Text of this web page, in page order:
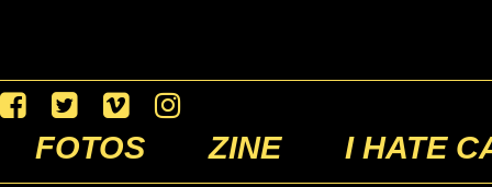
FOTOS ZINE I HATE